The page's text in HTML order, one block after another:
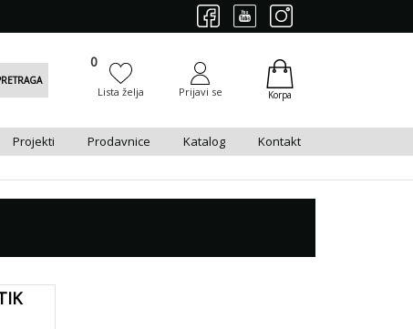
0
Lista želja Prijavi se Korpa
Projekti Prodavnice Katalog Kontakt